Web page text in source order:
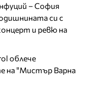
– София
си с
и ревю на
облече
на "Мистър Варна